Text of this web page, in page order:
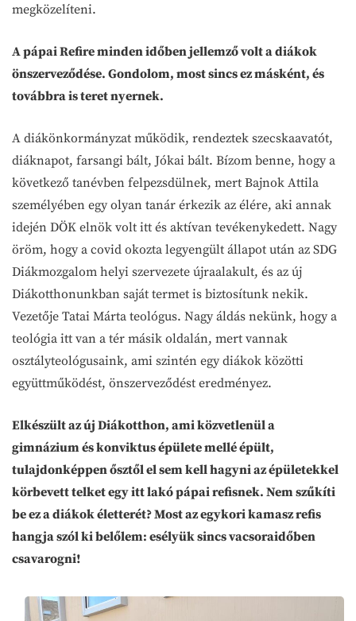
megközelíteni.
A pápai Refire minden időben jellemző volt a diákok
önszerveződése. Gondolom, most sincs ez másként, és
továbbra is teret nyernek.
A diákönkormányzat működik, rendeztek szecskaavatót,
diáknapot, farsangi bált, Jókai bált. Bízom benne, hogy a
következő tanévben felpezsdülnek, mert Bajnok Attila
személyében egy olyan tanár érkezik az élére, aki annak
idején DÖK elnök volt itt és aktívan tevékenykedett. Nagy
öröm, hogy a covid okozta legyengült állapot után az SDG
Diákmozgalom helyi szervezete újraalakult, és az új
Diákotthonunkban saját termet is biztosítunk nekik.
Vezetője Tatai Márta teológus. Nagy áldás nekünk, hogy a
teológia itt van a tér másik oldalán, mert vannak
osztályteológusaink, ami szintén egy diákok közötti
együttműködést, önszerveződést eredményez.
Elkészült az új Diákotthon, ami közvetlenül a
gimnázium és konviktus épülete mellé épült,
tulajdonképpen ősztől el sem kell hagyni az épületekkel
körbevett telket egy itt lakó pápai refisnek. Nem szűkíti
be ez a diákok életterét? Most az egykori kamasz refis
hangja szól ki belőlem: esélyük sincs vacsoraidőben
csavarogni!